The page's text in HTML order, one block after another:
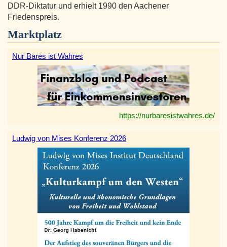
DDR-Diktatur und erhielt 1990 den Aachener
Friedenspreis.
Marktplatz
Nur Bares ist Wahres
https://nurbaresistwahres.de/
Ludwig von Mises Konferenz 2026